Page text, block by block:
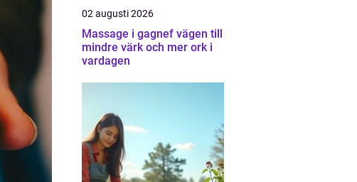
02 augusti 2026
Massage i gagnef vägen till
mindre värk och mer ork i
vardagen